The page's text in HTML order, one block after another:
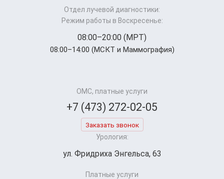
Отдел лучевой диагностики:
Режим работы в Воскресенье:
08:00–20:00 (МРТ)
08:00–14:00 (МСКТ и Маммография)
ОМС, платные услуги
+7 (473) 272-02-05
Заказать звонок
Урология:
ул. Фридриха Энгельса, 63
Платные услуги